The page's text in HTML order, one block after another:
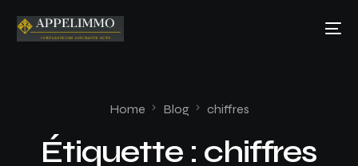
Home Blog chiffres
Étiquette : chiffres